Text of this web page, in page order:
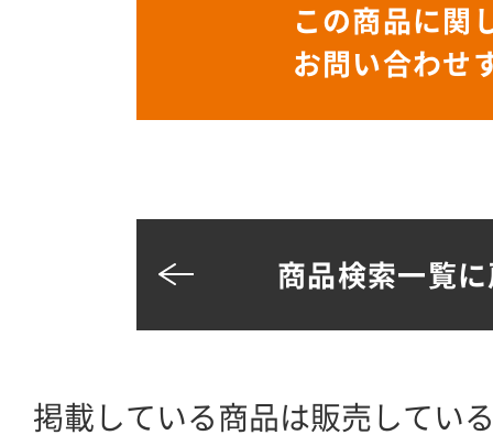
この商品に関
お問い合わせ
商品検索一覧
掲載している商品は販売してい